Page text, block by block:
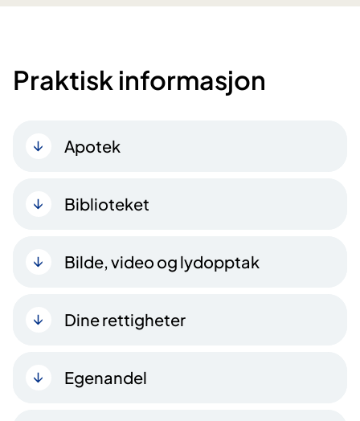
Praktisk informasjon
Apotek
Biblioteket
Bilde, video og lydopptak
Dine rettigheter
Egenandel